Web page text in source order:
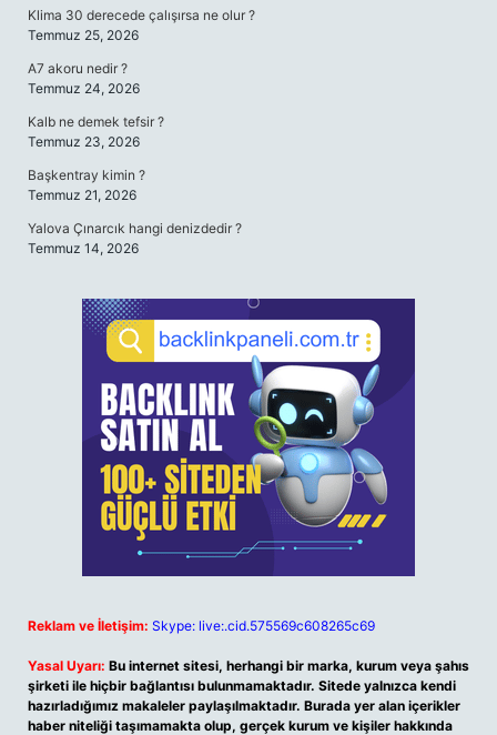
Klima 30 derecede çalışırsa ne olur ?
Temmuz 25, 2026
A7 akoru nedir ?
Temmuz 24, 2026
Kalb ne demek tefsir ?
Temmuz 23, 2026
Başkentray kimin ?
Temmuz 21, 2026
Yalova Çınarcık hangi denizdedir ?
Temmuz 14, 2026
Reklam ve İletişim: Skype: live:.cid.575569c608265c69
Yasal Uyarı: Bu internet sitesi, herhangi bir marka, kurum veya şahıs
şirketi ile hiçbir bağlantısı bulunmamaktadır. Sitede yalnızca kendi
hazırladığımız makaleler paylaşılmaktadır. Burada yer alan içerikler
haber niteliği taşımamakta olup, gerçek kurum ve kişiler hakkında